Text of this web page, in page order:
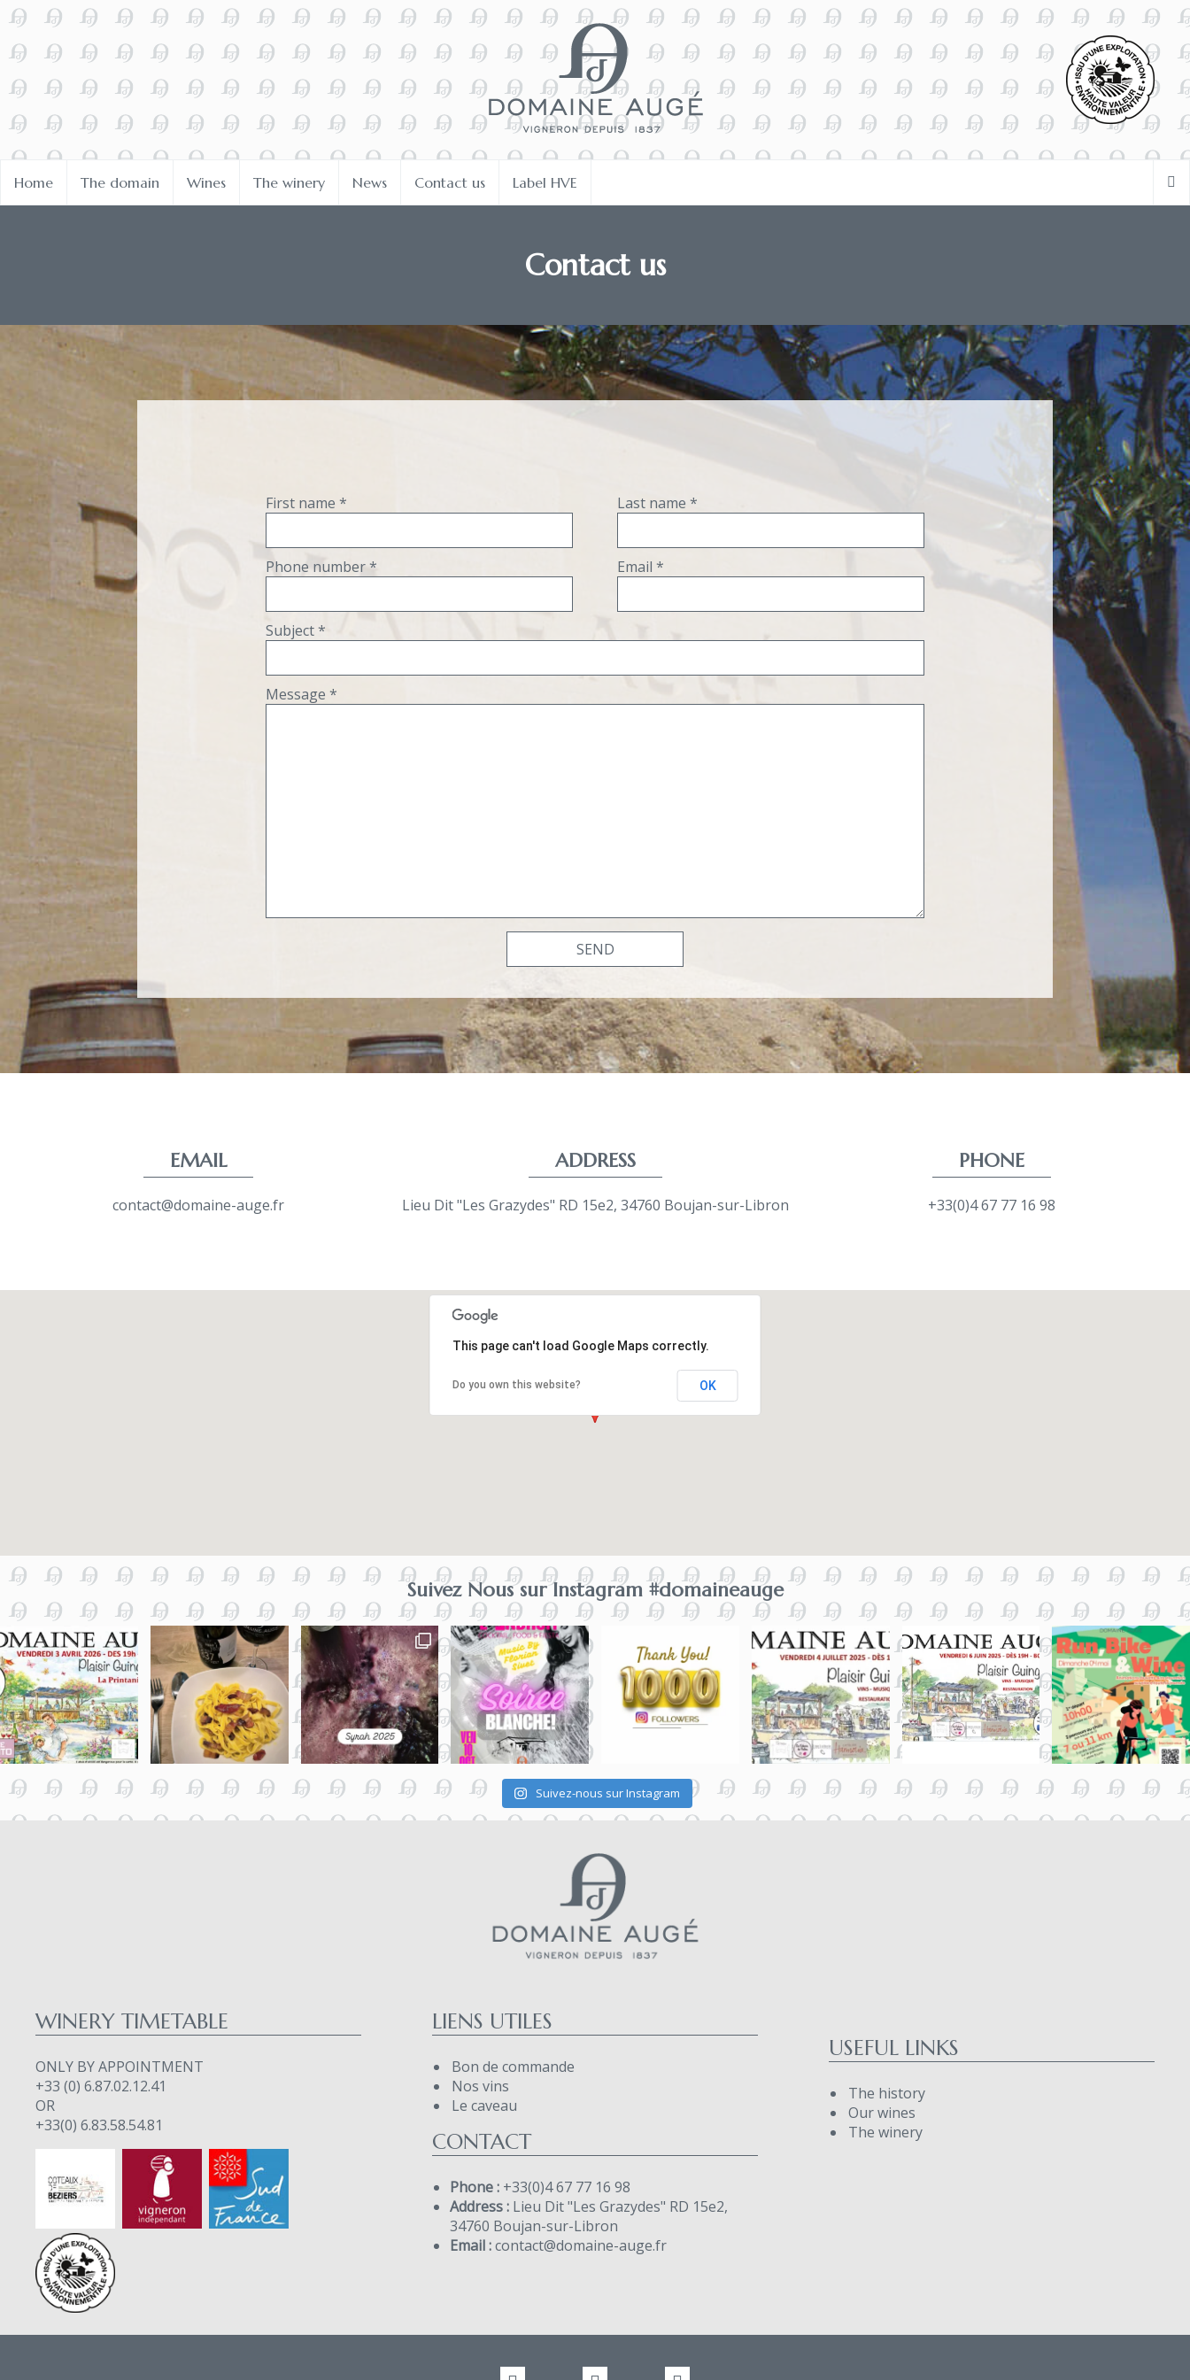
Home The domain Wines The winery News Contact us Label HVE
Contact us
First name * Last name *
Phone number * Email *
Subject *
Message *
EMAIL
contact@domaine-auge.fr
ADDRESS
Lieu Dit "Les Grazydes" RD 15e2, 34760 Boujan-sur-Libron
PHONE
+33(0)4 67 77 16 98
This page can't load Google Maps correctly.
Do you own this website? OK
Suivez Nous sur Instagram #domaineauge
Suivez-nous sur Instagram
WINERY TIMETABLE
ONLY BY APPOINTMENT
+33 (0) 6.87.02.12.41
OR
+33(0) 6.83.58.54.81
LIENS UTILES
Bon de commande
Nos vins
Le caveau
CONTACT
Phone : +33(0)4 67 77 16 98
Address : Lieu Dit "Les Grazydes" RD 15e2,
34760 Boujan-sur-Libron
Email :contact@domaine-auge.fr
USEFUL LINKS
The history
Our wines
The winery